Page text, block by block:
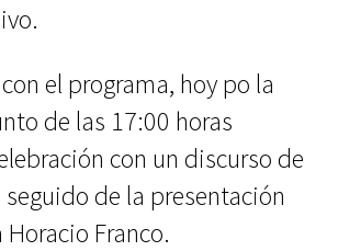
el programa, hoy po la
de las 17:00 horas
con un discurso de
de la presentación
Franco.